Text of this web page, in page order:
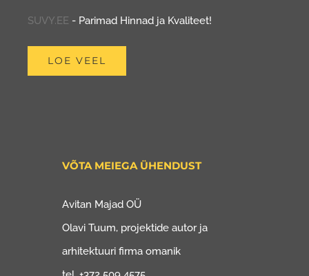
SUVY.EE - Parimad Hinnad ja Kvaliteet!
LOE VEEL
VÕTA MEIEGA ÜHENDUST
Avitan Majad OÜ
Olavi Tuum, projektide autor ja
arhitektuuri firma omanik